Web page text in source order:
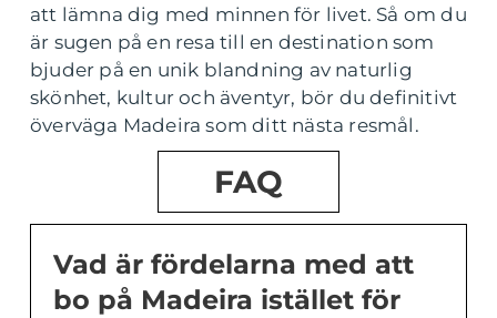
att lämna dig med minnen för livet. Så om du
är sugen på en resa till en destination som
bjuder på en unik blandning av naturlig
skönhet, kultur och äventyr, bör du definitivt
överväga Madeira som ditt nästa resmål.
FAQ
Vad är fördelarna med att
bo på Madeira istället för